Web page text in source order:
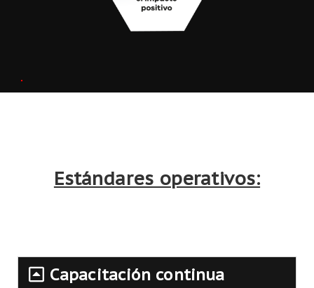
Estándares operativos:
Capacitación continua